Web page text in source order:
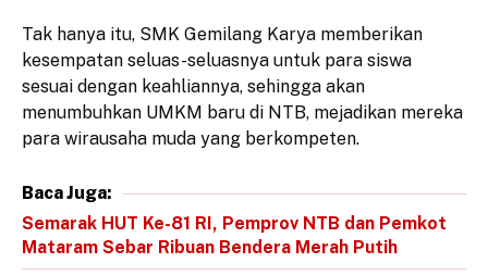
Tak hanya itu, SMK Gemilang Karya memberikan
kesempatan seluas-seluasnya untuk para siswa
sesuai dengan keahliannya, sehingga akan
menumbuhkan UMKM baru di NTB, mejadikan mereka
para wirausaha muda yang berkompeten.
Baca Juga:
Semarak HUT Ke-81 RI, Pemprov NTB dan Pemkot
Mataram Sebar Ribuan Bendera Merah Putih